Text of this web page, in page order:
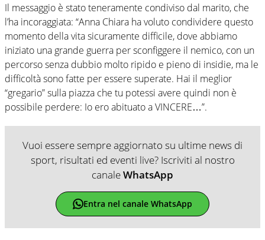
Il messaggio è stato teneramente condiviso dal marito, che
l’ha incoraggiata: “Anna Chiara ha voluto condividere questo
momento della vita sicuramente difficile, dove abbiamo
iniziato una grande guerra per sconfiggere il nemico, con un
percorso senza dubbio molto ripido e pieno di insidie, ma le
difficoltà sono fatte per essere superate. Hai il meglior
“gregario” sulla piazza che tu potessi avere quindi non è
possibile perdere: Io ero abituato a VINCERE…”.
Vuoi essere sempre aggiornato su ultime news di
sport, risultati ed eventi live? Iscriviti al nostro
canaleWhatsApp
Entra nel canale WhatsApp